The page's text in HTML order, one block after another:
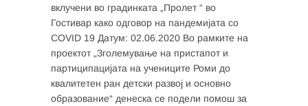
вклучени во градинката „Пролет “ во
Гостивар како одговор на пандемијата со
COVID 19 Датум: 02.06.2020 Во рамките на
проектот „Зголемување на пристапот и
партиципацијата на учениците Роми до
квалитетен ран детски развој и основно
образование“ денеска се подели помош за